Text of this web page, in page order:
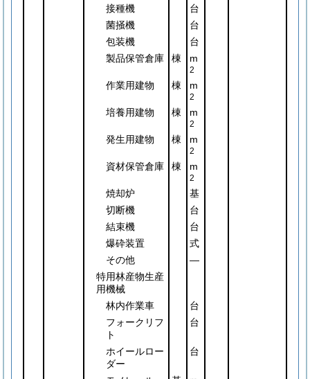
接種機
台
菌掻機
台
包装機
台
製品保管倉庫
棟 m
2
作業用建物 棟 m
2
培養用建物 棟 m
2
発生用建物 棟 m
2
資材保管倉庫 棟 m
2
焼却炉
基
切断機
台
結束機
台
爆砕装置
式
その他
―
特用林産物生産
用機械
林内作業車
台
フォークリフ
ト
台
ホイールロー
ダー
台